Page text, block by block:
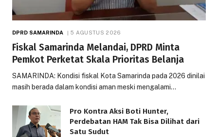
DPRD SAMARINDA 5 AGUSTUS 2026
Fiskal Samarinda Melandai, DPRD Minta
Pemkot Perketat Skala Prioritas Belanja
SAMARINDA: Kondisi fiskal Kota Samarinda pada 2026 dinilai
masih berada dalam kondisi aman meski mengalami…
Pro Kontra Aksi Boti Hunter,
Perdebatan HAM Tak Bisa Dilihat dari
Satu Sudut